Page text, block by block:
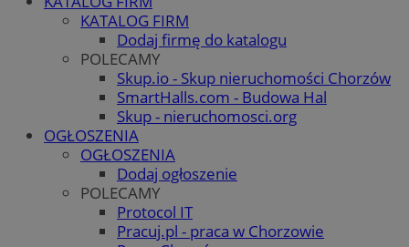
KATALOG FIRM
Dodaj firmę do katalogu
POLECAMY
Skup.io - Skup nieruchomości Chorzów
SmartHalls.com - Budowa Hal
Skup - nieruchomosci.org
OGŁOSZENIA
OGŁOSZENIA
Dodaj ogłoszenie
POLECAMY
Protocol IT
Pracuj.pl - praca w Chorzowie